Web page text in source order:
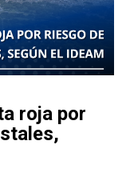
roja por